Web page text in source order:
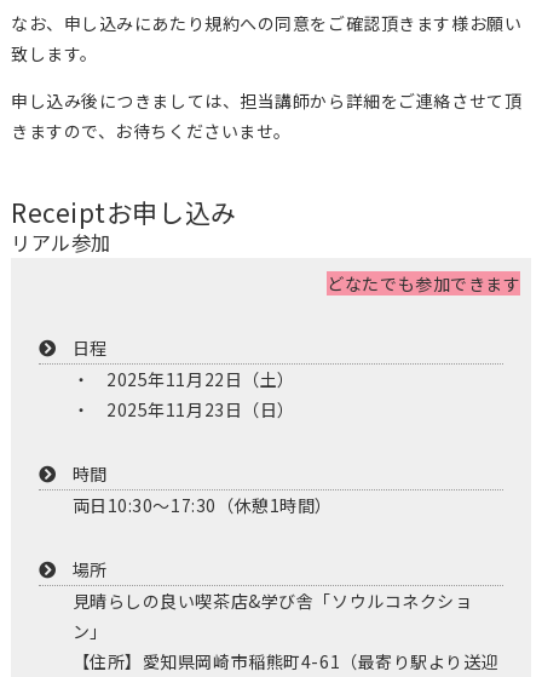
なお、申し込みにあたり規約への同意をご確認頂きます様お願い
致します。
申し込み後につきましては、担当講師から詳細をご連絡させて頂
きますので、お待ちくださいませ。
Receiptお申し込み
リアル参加
どなたでも参加できます
日程
2025年11月22日（土）
2025年11月23日（日）
時間
両日10:30～17:30（休憩1時間）
場所
見晴らしの良い喫茶店&学び舎「ソウルコネクショ
ン」
【住所】愛知県岡崎市稲熊町4-61（最寄り駅より送迎